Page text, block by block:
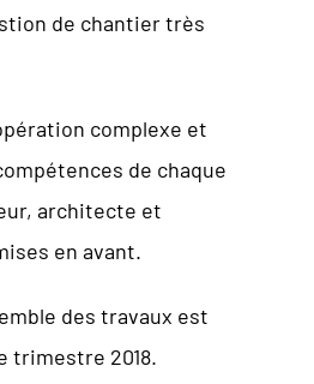
de chantier très
complexe et
de chaque
architecte et
en avant.
des travaux est
trimestre 2018.